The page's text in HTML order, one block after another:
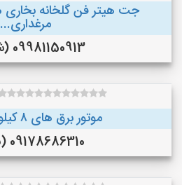
مرغداری...
09981150913 (شهرکرد)
موتور برق های ٨ کیلوات بنزینی
09178686310 (بوشهر)